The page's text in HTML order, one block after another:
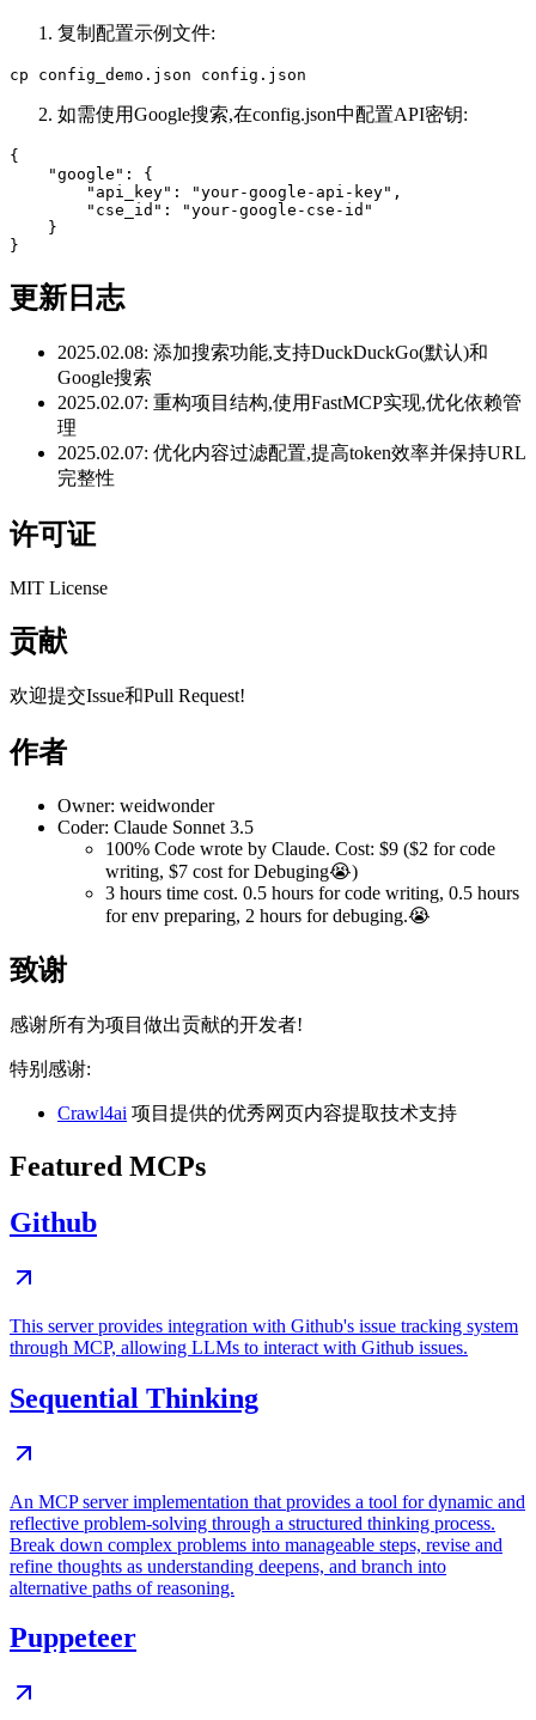
复制配置示例文件:
如需使用Google搜索,在config.json中配置API密钥:
{
    "google": {
        "api_key": "your-google-api-key",
        "cse_id": "your-google-cse-id"
    }
更新日志
2025.02.08: 添加搜索功能,支持DuckDuckGo(默认)和
Google搜索
2025.02.07: 重构项目结构,使用FastMCP实现,优化依赖管
理
2025.02.07: 优化内容过滤配置,提高token效率并保持URL
完整性
许可证
MIT License
贡献
欢迎提交Issue和Pull Request!
作者
Owner: weidwonder
Coder: Claude Sonnet 3.5
100% Code wrote by Claude. Cost: $9 ($2 for code
writing, $7 cost for Debuging😭)
3 hours time cost. 0.5 hours for code writing, 0.5 hours
for env preparing, 2 hours for debuging.😭
致谢
感谢所有为项目做出贡献的开发者!
特别感谢:
Crawl4ai 项目提供的优秀网页内容提取技术支持
Featured MCPs
Github
This server provides integration with Github's issue tracking system
through MCP, allowing LLMs to interact with Github issues.
Sequential Thinking
An MCP server implementation that provides a tool for dynamic and
reflective problem-solving through a structured thinking process.
Break down complex problems into manageable steps, revise and
refine thoughts as understanding deepens, and branch into
alternative paths of reasoning.
Puppeteer